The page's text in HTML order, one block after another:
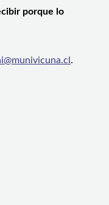
porque lo
.